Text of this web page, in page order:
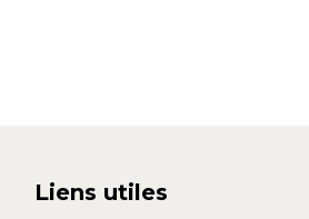
Liens utiles